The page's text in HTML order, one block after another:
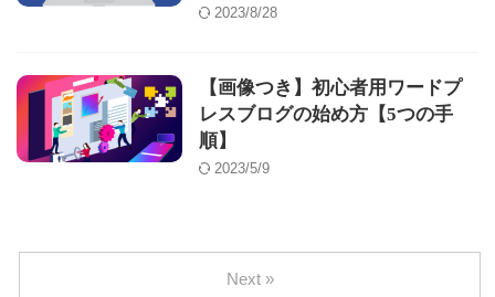
2023/8/28
【画像つき】初心者用ワードプ
レスブログの始め方【5つの手
順】
2023/5/9
Next »